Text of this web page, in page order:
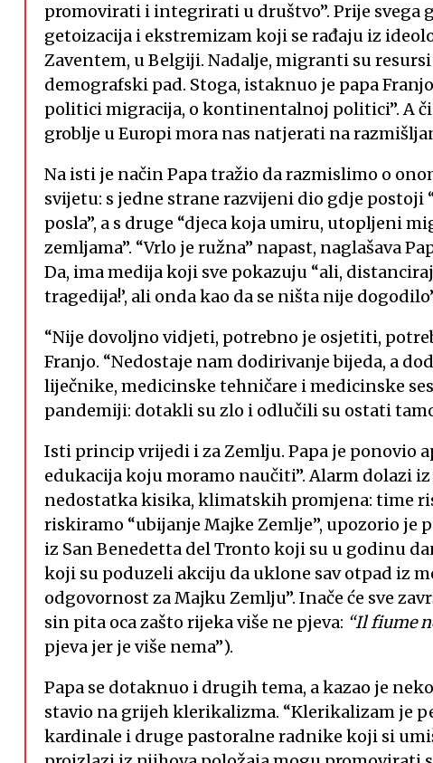
promovirati i integrirati u društvo”. Prije svega
getoizacija i ekstremizam koji se rađaju iz
Zaventem, u Belgiji. Nadalje, migranti su
demografski pad. Stoga, istaknuo je papa
politici migracija, o kontinentalnoj politici”. A
groblje u Europi mora nas natjerati na
Na isti je način Papa tražio da razmislimo o
svijetu: s jedne strane razvijeni dio gdje postoji
posla”, a s druge “djeca koja umiru, utopljeni
zemljama”. “Vrlo je ružna” napast, naglašava
Da, ima medija koji sve pokazuju “ali,
tragedija!’, ali onda kao da se ništa nije
“Nije dovoljno vidjeti, potrebno je osjetiti,
Franjo. “Nedostaje nam dodirivanje bijeda, a
liječnike, medicinske tehničare i medicinske
pandemiji: dotakli su zlo i odlučili su ostati
Isti princip vrijedi i za Zemlju. Papa je ponovio
edukacija koju moramo naučiti”. Alarm dolazi
nedostatka kisika, klimatskih promjena: time
riskiramo “ubijanje Majke Zemlje”, upozorio je
iz San Benedetta del Tronto koji su u godinu
koji su poduzeli akciju da uklone sav otpad iz
odgovornost za Majku Zemlju”. Inače će sve
sin pita oca zašto rijeka više ne pjeva: “Il fiume
pjeva jer je više nema”).
Papa se dotaknuo i drugih tema, a kazao je
stavio na grijeh klerikalizma. “Klerikalizam je
kardinale i druge pastoralne radnike koji si